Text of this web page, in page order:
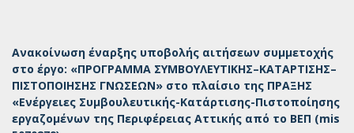
Ανακοίνωση έναρξης υποβολής αιτήσεων συμμετοχής
στο έργο: «ΠΡΟΓΡΑΜΜΑ ΣΥΜΒΟΥΛΕΥΤΙΚΗΣ–ΚΑΤΑΡΤΙΣΗΣ–
ΠΙΣΤΟΠΟΙΗΣΗΣ ΓΝΩΣΕΩΝ» στο πλαίσιο της ΠΡΑΞΗΣ
«Ενέργειες Συμβουλευτικής-Κατάρτισης-Πιστοποίησης
εργαζομένων της Περιφέρειας Αττικής από το ΒΕΠ (mis